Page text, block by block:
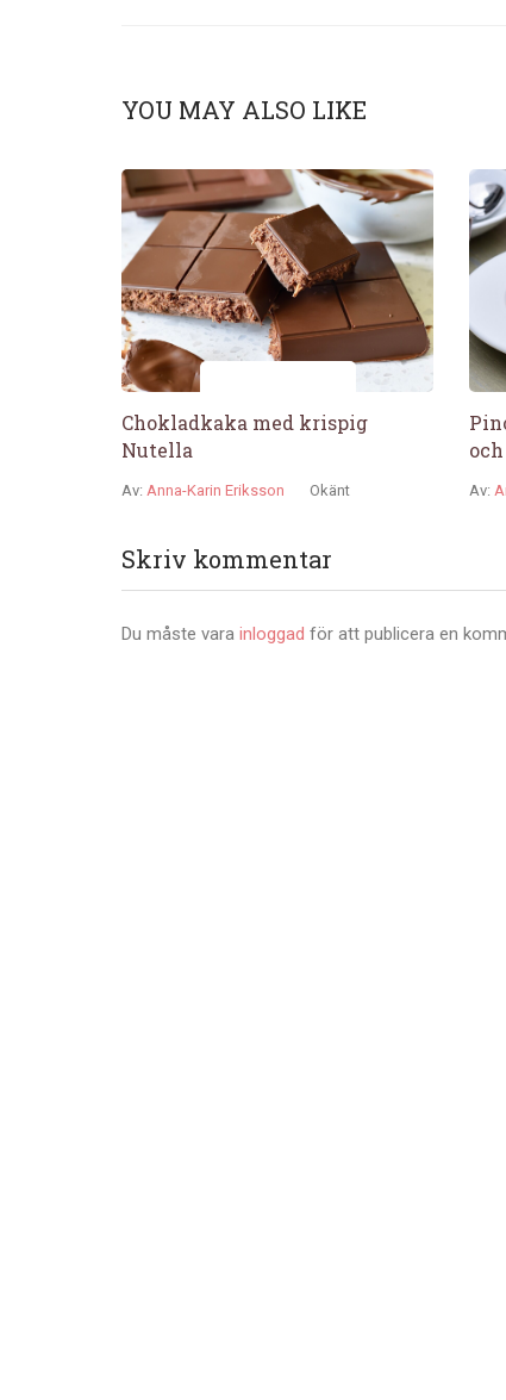
YOU MAY ALSO LIKE
Chokladkaka med krispig
Nutella
Av: Anna-Karin Eriksson Okänt Av:
Skriv kommentar
Du måste vara inloggad för att publicera en